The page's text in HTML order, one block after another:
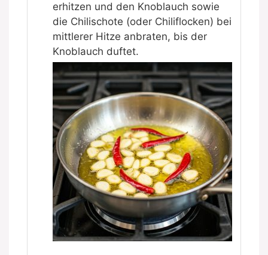
erhitzen und den Knoblauch sowie
die Chilischote (oder Chiliflocken) bei
mittlerer Hitze anbraten, bis der
Knoblauch duftet.